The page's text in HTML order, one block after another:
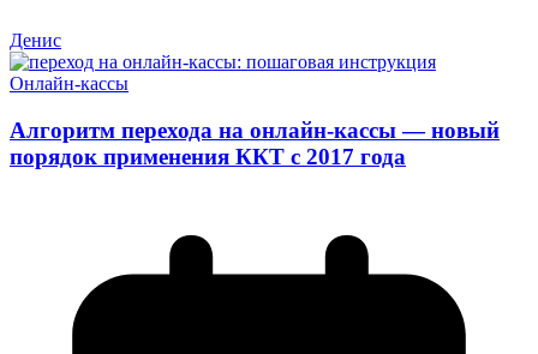
Денис
Онлайн-кассы
Алгоритм перехода на онлайн-кассы — новый
порядок применения ККТ с 2017 года